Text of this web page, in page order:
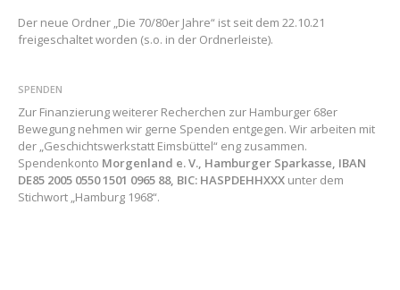
Der neue Ordner „Die 70/80er Jahre“ ist seit dem 22.10.21
freigeschaltet worden (s.o. in der Ordnerleiste).
SPENDEN
Zur Finanzierung weiterer Recherchen zur Hamburger 68er
Bewegung nehmen wir gerne Spenden entgegen. Wir arbeiten mit
der „Geschichtswerkstatt Eimsbüttel“ eng zusammen.
Spendenkonto Morgenland e. V., Hamburger Sparkasse, IBAN
DE85 2005 0550 1501 0965 88, BIC: HASPDEHHXXXunter dem
Stichwort „Hamburg 1968“.